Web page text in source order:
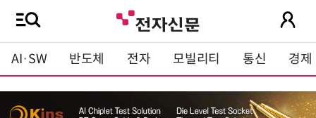
AI·SW 반도체 전자 모빌리티 통신 경제